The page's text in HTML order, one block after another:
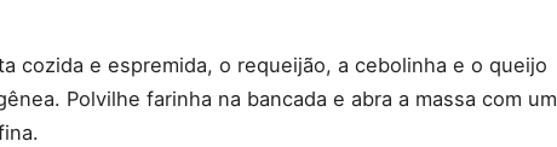
cozida e espremida, o requeijão, a cebolinha e o queijo
Polvilhe farinha na bancada e abra a massa com um